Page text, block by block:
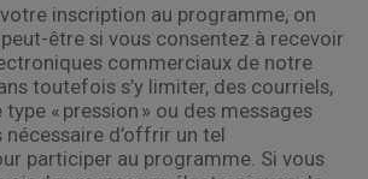
inscription au programme, on
être si vous consentez à recevoir
commerciaux de notre
toutefois s’y limiter, des courriels,
« pression » ou des messages
nécessaire d’offrir un tel
participer au programme. Si vous